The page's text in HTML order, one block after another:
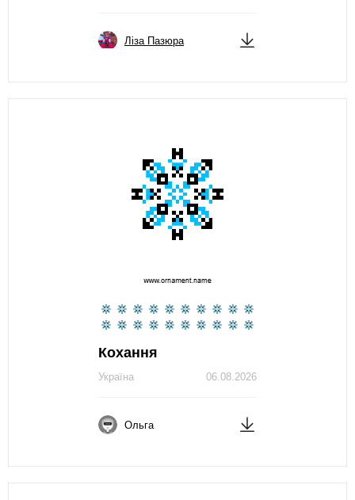
Ліза Пазюра
Кохання
06.08.2026
Україна
Ольга